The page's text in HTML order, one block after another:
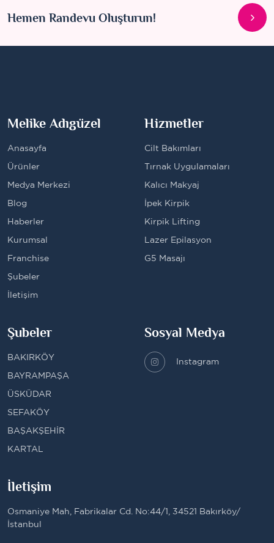
Hemen Randevu Oluşturun!
Melike Adıgüzel
Anasayfa
Ürünler
Medya Merkezi
Blog
Haberler
Kurumsal
Franchise
Şubeler
İletişim
Hizmetler
Cilt Bakımları
Tırnak Uygulamaları
Kalıcı Makyaj
İpek Kirpik
Kirpik Lifting
Lazer Epilasyon
G5 Masajı
Şubeler
BAKIRKÖY
BAYRAMPAŞA
ÜSKÜDAR
SEFAKÖY
BAŞAKŞEHİR
KARTAL
İletişim
Osmaniye Mah, Fabrikalar Cd. No:44/1, 34521 Bakırköy/
İstanbul
Sosyal Medya
Instagram